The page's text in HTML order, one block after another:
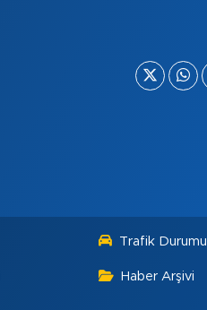
Trafik Durumu
Haber Arşivi